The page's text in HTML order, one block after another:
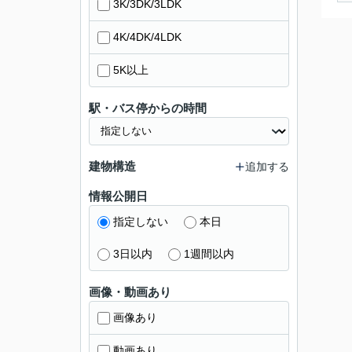
3K/3DK/3LDK
4K/4DK/4LDK
5K以上
駅・バス停からの時間
建物構造 追加する
情報公開日
指定しない 本日
3日以内 1週間以内
画像・動画あり
画像あり